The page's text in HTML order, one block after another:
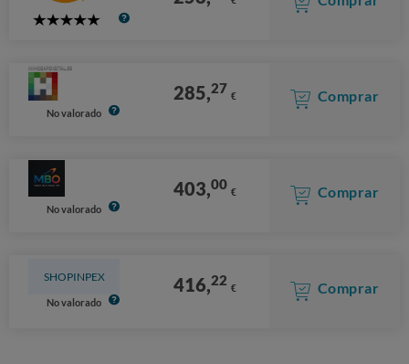
5
No valorado
285,27 € Comprar
No valorado
403,00 € Comprar
SHOPINPEX
No valorado
416,22 € Comprar